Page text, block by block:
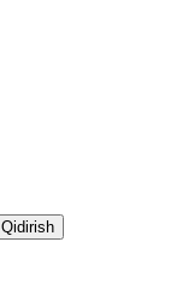
Qidirish